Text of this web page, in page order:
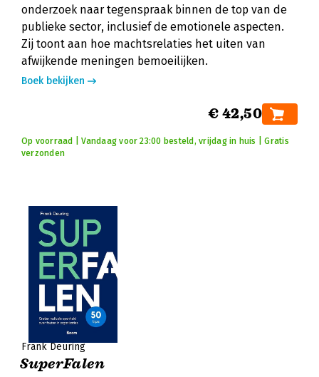
onderzoek naar tegenspraak binnen de top van de
publieke sector, inclusief de emotionele aspecten.
Zij toont aan hoe machtsrelaties het uiten van
afwijkende meningen bemoeilijken.
Boek bekijken
€ 42,50
Op voorraad | Vandaag voor 23:00 besteld, vrijdag in huis | Gratis
verzonden
Frank Deuring
SuperFalen